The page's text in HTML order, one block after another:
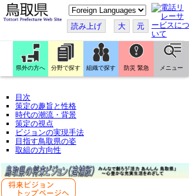
こ
の
ペ
ー
ジ
を
翻
訳
す
読み上げ 大 元
県外の方へ 分野で探す 組織で探す 防災 緊急 メニュー
目次
策定の趣旨と性格
時代の潮流・背景
策定の視点
ビジョンの実現手法
目指す鳥取県の姿
取組の方向性